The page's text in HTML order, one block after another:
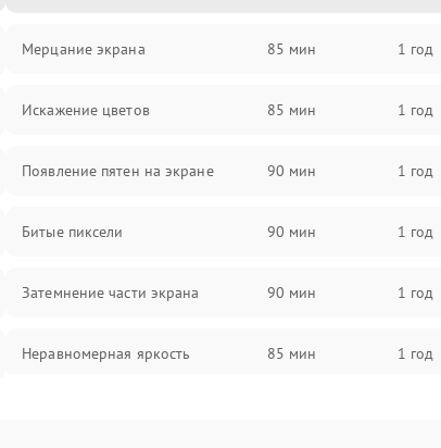
Мерцание экрана 85 мин 1 год
Искажение цветов 85 мин 1 год
Появление пятен на экране 90 мин 1 год
Битые пиксели 90 мин 1 год
Затемнение части экрана 90 мин 1 год
Неравномерная яркость 85 мин 1 год